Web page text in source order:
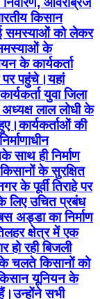
किसान
समस्याओं को लेकर
समस्याओं के
के कार्यकर्ता
पर पहुंचे।यहां
युवा जिला
लाल लोधी के
की
साथ ही निर्माण
के सुरक्षित
के पूर्वी तिराहे पर
लिए उचित प्रबंध
अड्डा का निर्माण
क्षेत्र में एक
हो रही बिजली
चलते किसानों को
किसान यूनियन के
सभी